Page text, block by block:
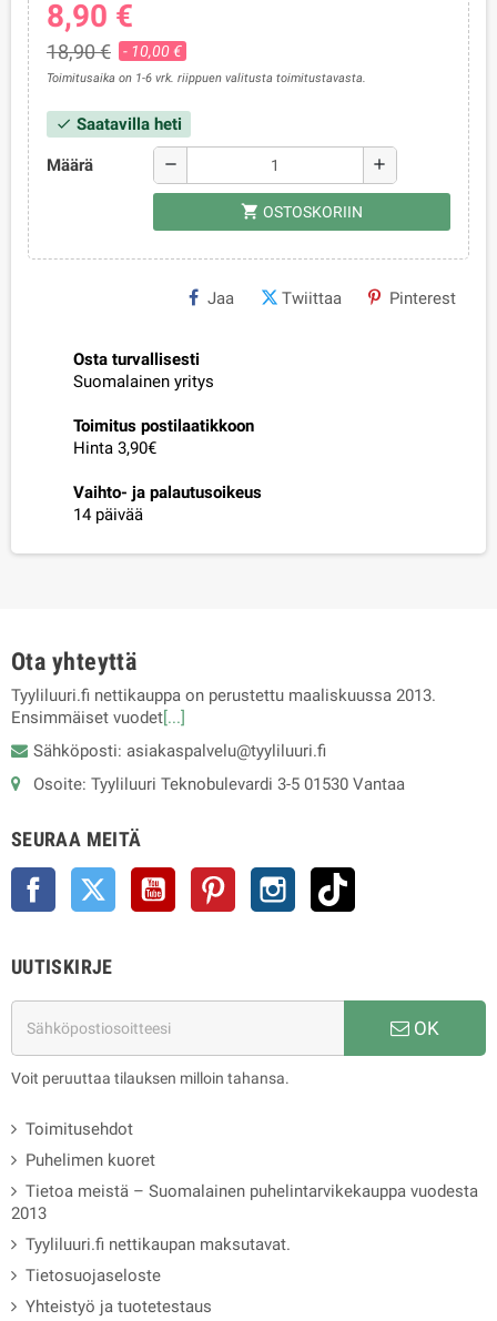
8,90 €
18,90 € - 10,00 €
Toimitusaika on 1-6 vrk. riippuen valitusta toimitustavasta.
check Saatavilla heti
Määrä remove add
shopping_cart OSTOSKORIIN
Jaa Twiittaa Pinterest
Osta turvallisesti
Suomalainen yritys
Toimitus postilaatikkoon
Hinta 3,90€
Vaihto- ja palautusoikeus
14 päivää
Ota yhteyttä
Tyyliluuri.fi nettikauppa on perustettu maaliskuussa 2013.
Ensimmäiset vuodet[...]
Sähköposti: asiakaspalvelu@tyyliluuri.fi
Osoite: Tyyliluuri Teknobulevardi 3-5 01530 Vantaa
SEURAA MEITÄ
Facebook Twitter YouTube Pinterest Instagram
UUTISKIRJE
OK
Voit peruuttaa tilauksen milloin tahansa.
Toimitusehdot
Puhelimen kuoret
Tietoa meistä – Suomalainen puhelintarvikekauppa vuodesta
2013
Tyyliluuri.fi nettikaupan maksutavat.
Tietosuojaseloste
Yhteistyö ja tuotetestaus